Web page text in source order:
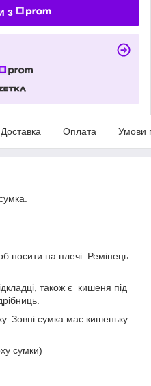
з
Доставка Оплата Умови
носити на плечі. Ремінець
також є кишеня під
Зовні сумка має кишеньку
сумки)